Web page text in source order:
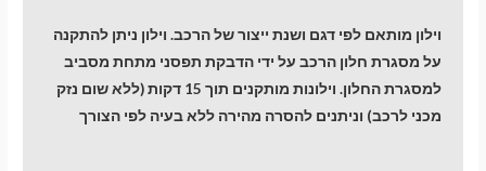
וילון מותאם לפי דגם ושנת ייצור של הרכב. וילון ניתן להתקנה
על מסגרת חלון הרכב על ידי הדבקת תפסני מתחת מסביב
למסגרת החלון. וילונות מותקנים תוך 15 דקות (ללא שום נזק
מכני לרכב) וניתנים להסרה מהירה ללא בעיה לפי הצורך